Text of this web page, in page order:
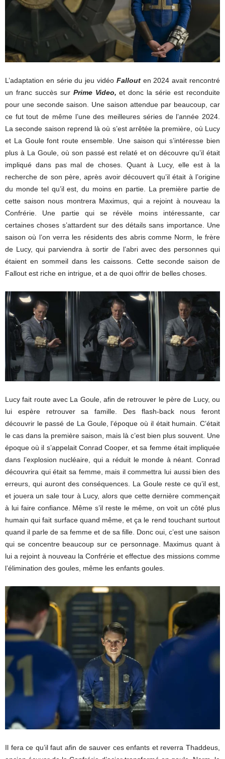
L’adaptation en série du jeu vidéo Fallouten 2024 avait rencontré
un franc succès surPrime Video, et donc la série est reconduite
pour une seconde saison. Une saison attendue par beaucoup, car
ce fut tout de même l’une des meilleures séries de l’année 2024.
La seconde saison reprend là où s’est arrêtée la première, où Lucy
et La Goule font route ensemble. Une saison qui s’intéresse bien
plus à La Goule, où son passé est relaté et on découvre qu’il était
impliqué dans pas mal de choses. Quant à Lucy, elle est à la
recherche de son père, après avoir découvert qu’il était à l’origine
du monde tel qu’il est, du moins en partie. La première partie de
cette saison nous montrera Maximus, qui a rejoint à nouveau la
Confrérie. Une partie qui se révèle moins intéressante, car
certaines choses s’attardent sur des détails sans importance. Une
saison où l’on verra les résidents des abris comme Norm, le frère
de Lucy, qui parviendra à sortir de l’abri avec des personnes qui
étaient en sommeil dans les caissons. Cette seconde saison de
Fallout est riche en intrigue, et a de quoi offrir de belles choses.
Lucy fait route avec La Goule, afin de retrouver le père de Lucy, ou
lui espère retrouver sa famille. Des flash-back nous feront
découvrir le passé de La Goule, l’époque où il était humain. C’était
le cas dans la première saison, mais là c’est bien plus souvent. Une
époque où il s’appelait Conrad Cooper, et sa femme était impliquée
dans l’explosion nucléaire, qui a réduit le monde à néant. Conrad
découvrira qui était sa femme, mais il commettra lui aussi bien des
erreurs, qui auront des conséquences. La Goule reste ce qu’il est,
et jouera un sale tour à Lucy, alors que cette dernière commençait
à lui faire confiance. Même s’il reste le même, on voit un côté plus
humain qui fait surface quand même, et ça le rend touchant surtout
quand il parle de sa femme et de sa fille. Donc oui, c’est une saison
qui se concentre beaucoup sur ce personnage. Maximus quant à
lui a rejoint à nouveau la Confrérie et effectue des missions comme
l’élimination des goules, même les enfants goules.
Il fera ce qu’il faut afin de sauver ces enfants et reverra Thaddeus,